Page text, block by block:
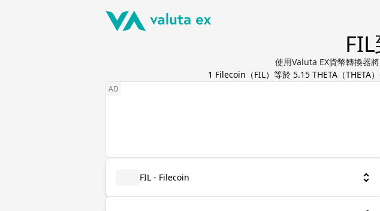
使用Valuta EX貨幣轉換器
1 Filecoin （FIL）等於 5.15 THETA（THETA
FIL - Filecoin